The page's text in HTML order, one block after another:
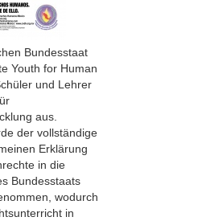
Bundesstaat
Youth for Human
und Lehrer
aus.
der vollständige
Erklärung
in die
Bundesstaats
wodurch
in